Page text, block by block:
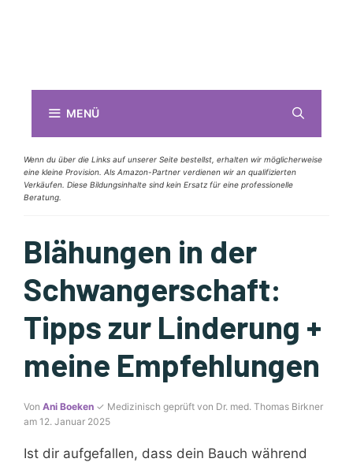
MENÜ
Wenn du über die Links auf unserer Seite bestellst, erhalten wir möglicherweise
eine kleine Provision. Als Amazon-Partner verdienen wir an qualifizierten
Verkäufen. Diese Bildungsinhalte sind kein Ersatz für eine professionelle
Beratung.
Blähungen in der
Schwangerschaft:
Tipps zur Linderung +
meine Empfehlungen
Von Ani Boeken ✓ Medizinisch geprüft von Dr. med. Thomas Birkner
am 12. Januar 2025
Ist dir aufgefallen, dass dein Bauch während